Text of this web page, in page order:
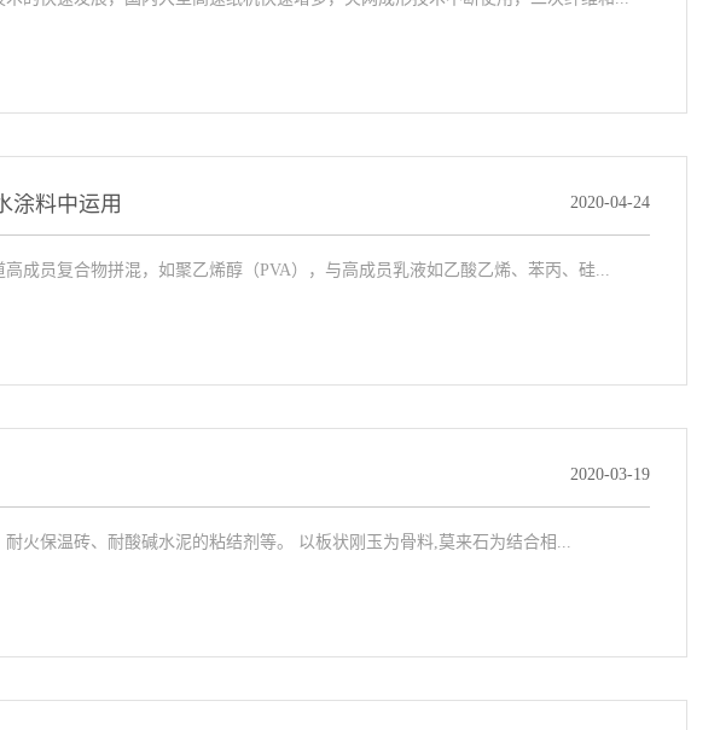
涂料中运用 2020-04-24
成员复合物拼混，如聚乙烯醇（PVA），与高成员乳液如乙酸乙烯、苯丙、硅...
2020-03-19
火保温砖、耐酸碱水泥的粘结剂等。 以板状刚玉为骨料,莫来石为结合相...